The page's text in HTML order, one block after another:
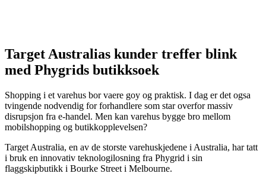
Target Australias kunder treffer blink
med Phygrids butikksoek
Shopping i et varehus bor vaere goy og praktisk. I dag er det ogsa
tvingende nodvendig for forhandlere som star overfor massiv
disrupsjon fra e-handel. Men kan varehus bygge bro mellom
mobilshopping og butikkopplevelsen?
Target Australia, en av de storste varehuskjedene i Australia, har tatt
i bruk en innovativ teknologilosning fra Phygrid i sin
flaggskipbutikk i Bourke Street i Melbourne.